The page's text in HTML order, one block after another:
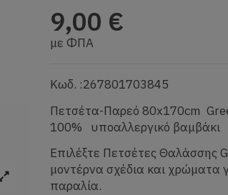
9,00 €
με ΦΠΑ
Κωδ. :267801703845
Πετσέτα-Παρεό 80x170cm
100% υποαλλεργικό βαμβάκι
Επιλέξτε Πετσέτες Θαλάσσης
μοντέρνα σχέδια και χρώματα
παραλία.